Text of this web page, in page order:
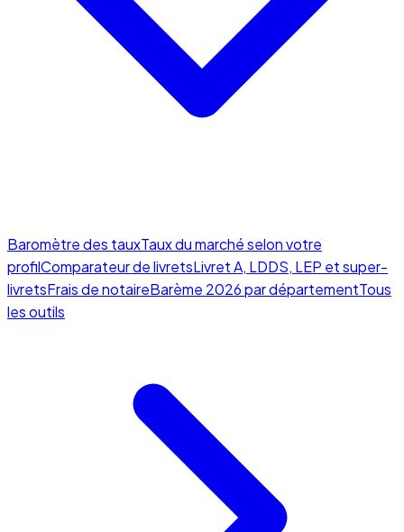
Baromètre des tauxTaux du marché selon votre
profilComparateur de livretsLivret A, LDDS, LEP et super-
livretsFrais de notaireBarème 2026 par départementTous
les outils